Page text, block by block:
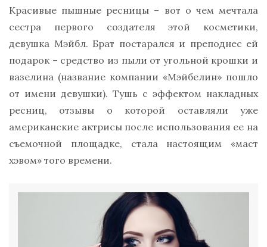
Красивые пышные ресницы – вот о чем мечтала
сестра первого создателя этой косметики,
девушка Мэйбл. Брат постарался и преподнес ей
подарок – средство из пыли от угольной крошки и
вазелина (название компании «Мэйбелин» пошло
от имени девушки). Тушь с эффектом накладных
ресниц, отзывы о которой оставляли уже
американские актрисы после использования ее на
съемочной площадке, стала настоящим «маст
хэвом» того времени.